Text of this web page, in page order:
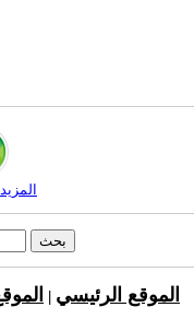
الموقع الرئيسي